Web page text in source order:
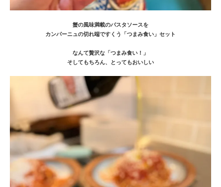
蟹の風味満載のパスタソースを
カンパーニュの切れ端ですくう「つまみ食い」セット
なんて贅沢な「つまみ食い！」
そしてもちろん、とってもおいしい